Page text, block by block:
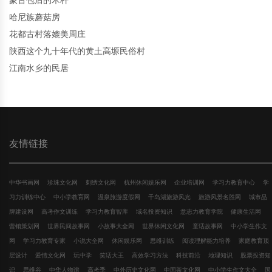
哈尼族蘑菇房
花都古村落媲美周庄
陕西这个九十年代的黄土高塬民俗村
江南水乡的民居
友情链接
中华书画网 珍珠文化网 刺绣文化网 杭州休闲娱乐网 企业培训网 学习力教育中心 学
习力训练中心 中小学教育网 温泉旅游度假网 千岛湖旅游风光 旅游风景名胜网 城市品
牌建设网 高考作文训练 学习力教育智库 域名投资知识 意志力教育学院 健康生活网
营销策划网 世界民间故事网 小故事大全网 世界休闲文化网 童话故事网 中小学生作文
网 学习力教育专家 小说大全网 休闲娱乐网 思维训练 阅读理解能力培养 家庭教育顶
层设计 爱情文化网 玩中学 笑话大王 高效学习方法 科技前沿 地理知识 股票投资知
识 思维谷 中华人物谱 高考季 中外历史文化网 中国茶文化网 中小学生作文大全 国